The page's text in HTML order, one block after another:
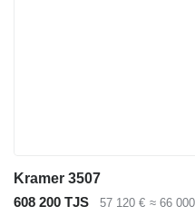
Kramer 3507
608 200 TJS
57 120 € ≈ 66